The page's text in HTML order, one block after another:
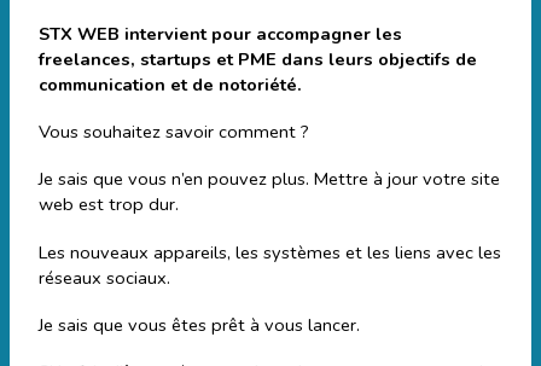
STX WEB intervient pour accompagner les
freelances, startups et PME dans leurs objectifs de
communication et de notoriété.
Vous souhaitez savoir comment ?
Je sais que vous n’en pouvez plus. Mettre à jour votre site
web est trop dur.
Les nouveaux appareils, les systèmes et les liens avec les
réseaux sociaux.
Je sais que vous êtes prêt à vous lancer.